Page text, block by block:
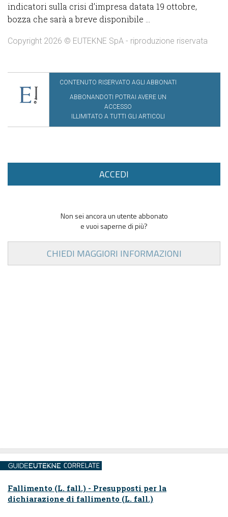
indicatori sulla crisi d’impresa datata 19 ottobre,
bozza che sarà a breve disponibile ...
Copyright 2026 © EUTEKNE SpA - riproduzione riservata
CONTENUTO RISERVATO AGLI ABBONATI
ABBONANDOTI POTRAI AVERE UN
ACCESSO
ILLIMITATO A TUTTI GLI ARTICOLI
ACCEDI
Non sei ancora un utente abbonato
e vuoi saperne di più?
CHIEDI MAGGIORI INFORMAZIONI
Fallimento (L. fall.) - Presupposti per la
dichiarazione di fallimento (L. fall.)